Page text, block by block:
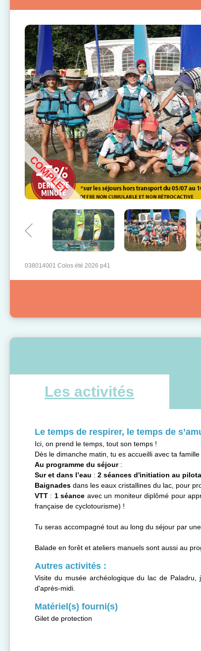
COMPLET
038014001 Colos été 2026 p41
Les activités
Le temps de respirer, le temps de
Ici, on prend le temps, tout son temps !
Dès le dimanche matin, tu es accueilli avec ta
Au programme du séjour:
Sur et dans l’eau : 2 séances d'initiation au
Baignades dans les eaux cristallines du lac, pour
VTT : 1 séance avec un moniteur diplômé pour
française de cyclotourisme) !
Tu seras accompagné tout au long du séjour par
Balade en forêt et ateliers manuels sont aussi au
Autres activités :
Visite du musée archéologique du lac de Paladru,
d'après-midi.
Matériel(s) fourni(s)
Gilet de protection